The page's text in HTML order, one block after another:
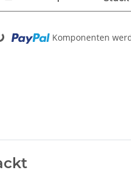
Komponenten